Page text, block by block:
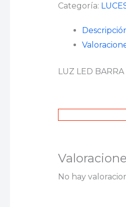
Categoría:
LUZ LED
No hay